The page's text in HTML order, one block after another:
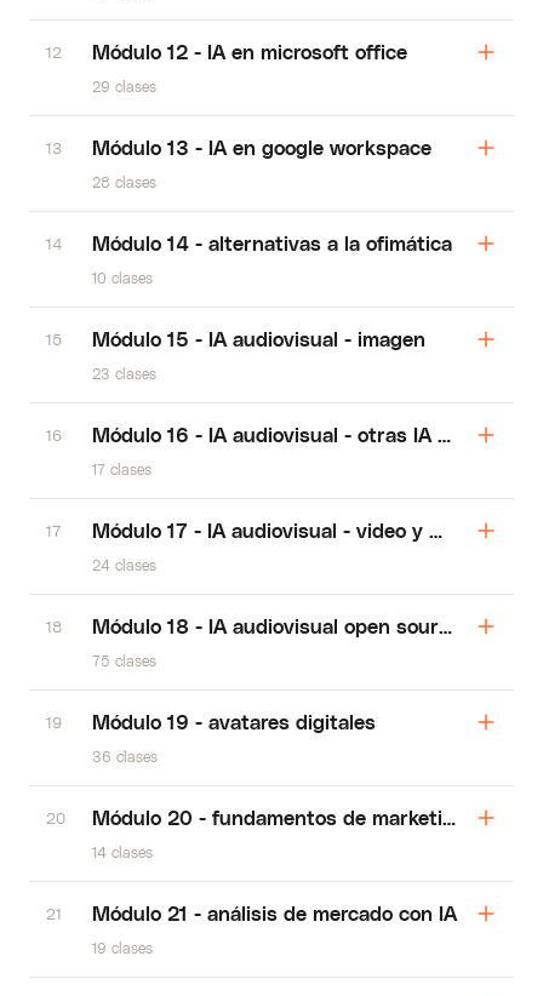
12 Módulo 12 - IA en microsoft office
29 clases
13 Módulo 13 - IA en google workspace
28 clases
14 Módulo 14 - alternativas a la ofimática
10 clases
15 Módulo 15 - IA audiovisual - imagen
23 clases
16 Módulo 16 - IA audiovisual - otras IA de
17 clases
17 Módulo 17 - IA audiovisual - video y música
24 clases
18 Módulo 18 - IA audiovisual open source
75 clases
19 Módulo 19 - avatares digitales
36 clases
20 Módulo 20 - fundamentos de marketing con IA
14 clases
21 Módulo 21 - análisis de mercado con IA
19 clases